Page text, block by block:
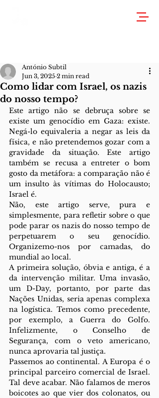
Como lidar com Israel, os nazis
do nosso tempo?
António Subtil
Jun 3, 2025 2 min read
Este artigo não se debruça sobre se
existe um genocídio em Gaza: existe.
Negá-lo equivaleria a negar as leis da
física, e não pretendemos gozar com a
gravidade da situação. Este artigo
também se recusa a entreter o bom
gosto da metáfora: a comparação não é
um insulto às vítimas do Holocausto;
Israel é.
Não, este artigo serve, pura e
simplesmente, para refletir sobre o que
pode parar os nazis do nosso tempo de
perpetuarem o seu genocídio.
Organizemo-nos por camadas, do
mundial ao local.
A primeira solução, óbvia e antiga, é a
da intervenção militar. Uma invasão,
um D-Day, portanto, por parte das
Nações Unidas, seria apenas complexa
na logística. Temos como precedente,
por exemplo, a Guerra do Golfo.
Infelizmente, o Conselho de
Segurança, com o veto americano,
nunca aprovaria tal justiça.
Passemos ao continental. A Europa é o
principal parceiro comercial de Israel.
Tal deve acabar. Não falamos de meros
boicotes ao que vier dos colonatos, ou